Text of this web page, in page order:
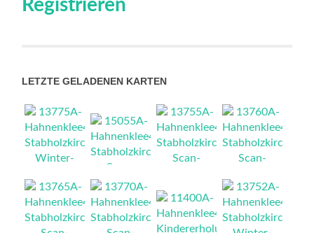
Registrieren
LETZTE GELADENEN KARTEN
NEU NEU